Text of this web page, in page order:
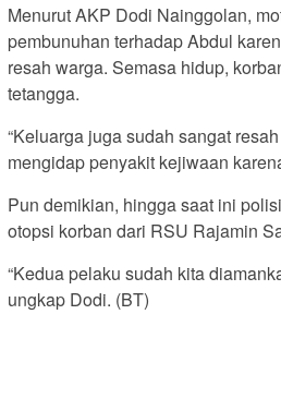
Menurut AKP Dodi Nainggolan,
pembunuhan terhadap Abdul
resah warga. Semasa hidup,
tetangga.
“Keluarga juga sudah sangat
mengidap penyakit kejiwaan
Pun demikian, hingga saat ini
otopsi korban dari RSU Rajamin
“Kedua pelaku sudah kita
ungkap Dodi. (BT)